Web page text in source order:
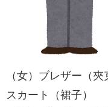
（女）ブレザー（
スカート（裙子）